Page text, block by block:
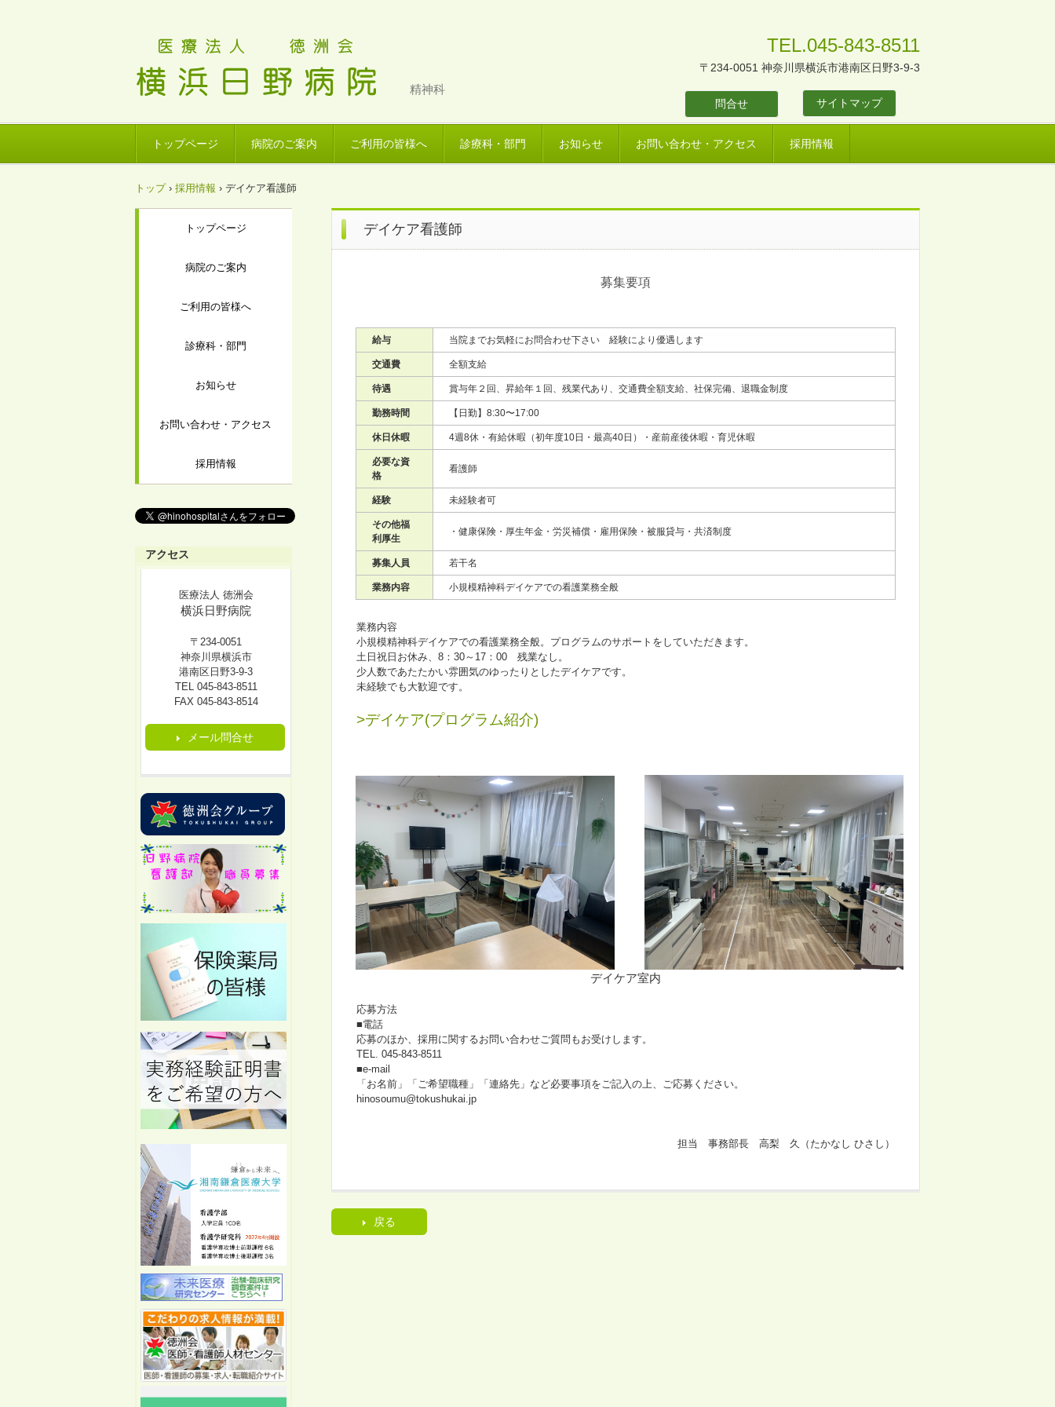
TEL.045-843-8511
〒234-0051 神奈川県横浜市港南区日野3-9-3
精神科
問合せ サイトマップ
トップページ 病院のご案内 ご利用の皆様へ 診療科・部門 お知らせ お問い合わせ・アクセス 採用情報
トップ › 採用情報 › デイケア看護師
デイケア看護師
募集要項
給与 当院までお気軽にお問合わせ下さい 経験により優遇します
交通費 全額支給
待遇 賞与年２回、昇給年１回、残業代あり、交通費全額支給、社保完備、退職金制度
勤務時間 【日勤】8:30〜17:00
休日休暇 4週8休・有給休暇（初年度10日・最高40日）・産前産後休暇・育児休暇
必要な資
格
看護師
経験 未経験者可
その他福
利厚生
・健康保険・厚生年金・労災補償・雇用保険・被服貸与・共済制度
募集人員 若干名
業務内容 小規模精神科デイケアでの看護業務全般
業務内容
小規模精神科デイケアでの看護業務全般。プログラムのサポートをしていただきます。
土日祝日お休み、8：30～17：00 残業なし。
少人数であたたかい雰囲気のゆったりとしたデイケアです。
未経験でも大歓迎です。
>デイケア(プログラム紹介)
デイケア室内
応募方法
■電話
応募のほか、採用に関するお問い合わせご質問もお受けします。
TEL. 045-843-8511
■e-mail
「お名前」「ご希望職種」「連絡先」など必要事項をご記入の上、ご応募ください。
hinosoumu@tokushukai.jp
担当 事務部長 高梨 久（たかなし ひさし）
戻る
トップページ
病院のご案内
ご利用の皆様へ
診療科・部門
お知らせ
お問い合わせ・アクセス
採用情報
アクセス
医療法人 徳洲会
横浜日野病院
〒234-0051
神奈川県横浜市
港南区日野3-9-3
TEL 045-843-8511
FAX 045-843-8514
メール問合せ